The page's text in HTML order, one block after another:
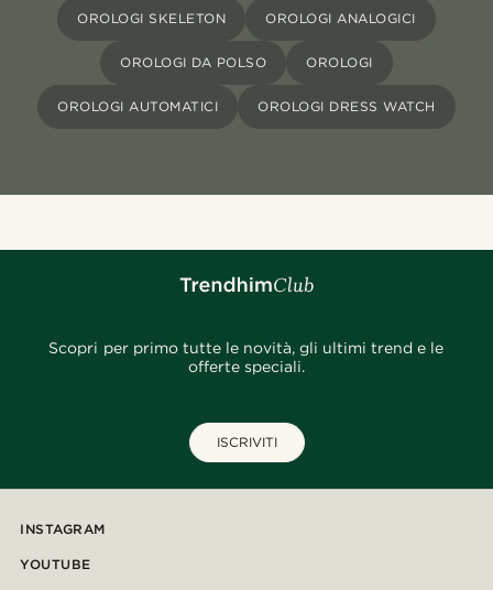
OROLOGI SKELETON OROLOGI ANALOGICI
OROLOGI DA POLSO OROLOGI
OROLOGI AUTOMATICI OROLOGI DRESS WATCH
Scopri per primo tutte le novità, gli ultimi trend e le
offerte speciali.
ISCRIVITI
INSTAGRAM
YOUTUBE